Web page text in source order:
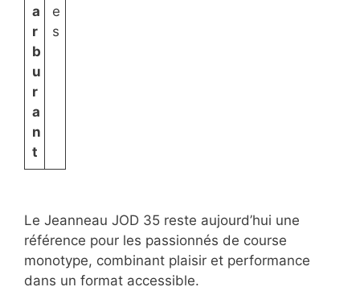
a
r
b
u
r
a
n
t
e
s
Le Jeanneau JOD 35 reste aujourd’hui une
référence pour les passionnés de course
monotype, combinant plaisir et performance
dans un format accessible.